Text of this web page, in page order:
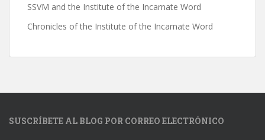
SSVM and the Institute of the Incarnate Word
Chronicles of the Institute of the Incarnate Word
SUSCRÍBETE AL BLOG POR CORREO ELECTRÓNICO